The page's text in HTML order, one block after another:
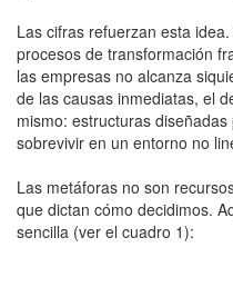
Las cifras refuerzan esta
procesos de transformación
las empresas no alcanza
de las causas inmediatas, el
mismo: estructuras
sobrevivir en un entorno no
Las metáforas no son
que dictan cómo decidimos.
sencilla (ver el cuadro 1):